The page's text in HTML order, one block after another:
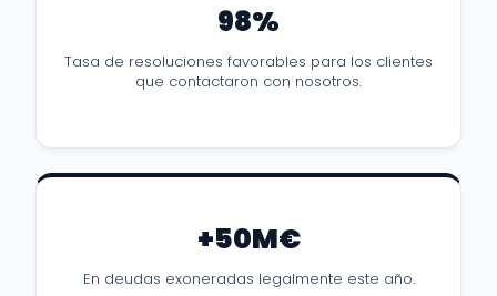
98%
Tasa de resoluciones favorables para los clientes
que contactaron con nosotros.
+50M€
En deudas exoneradas legalmente este año.